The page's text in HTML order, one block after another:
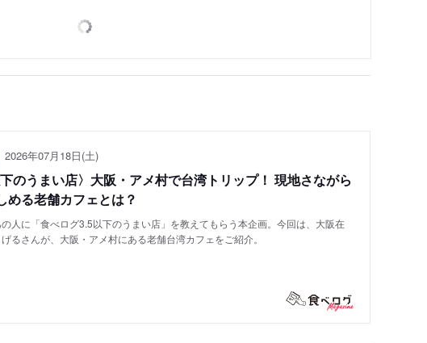
2026年07月18日(土)
下のうまい店〉大阪・アメ村で台湾トリップ！ 現地さながら
める老舗カフェとは？
人に「食べログ3.5以下のうまい店」を教えてもらう本企画。今回は、大阪在
るさんが、大阪・アメ村にある老舗台湾カフェをご紹介。